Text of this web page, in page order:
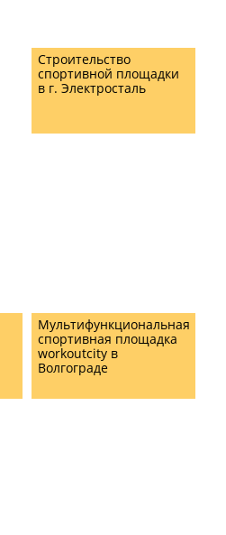
Строительство
спортивной площадки
в г. Электросталь
Мультифункциональная
спортивная площадка
workoutcity в
Волгограде